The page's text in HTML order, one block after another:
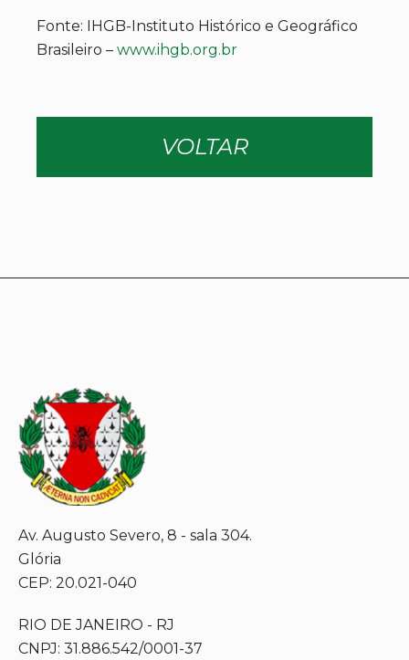
Fonte: IHGB-Instituto Histórico e Geográfico
Brasileiro – www.ihgb.org.br
VOLTAR
Av. Augusto Severo, 8 - sala 304.
Glória
CEP: 20.021-040
RIO DE JANEIRO - RJ
CNPJ: 31.886.542/0001-37